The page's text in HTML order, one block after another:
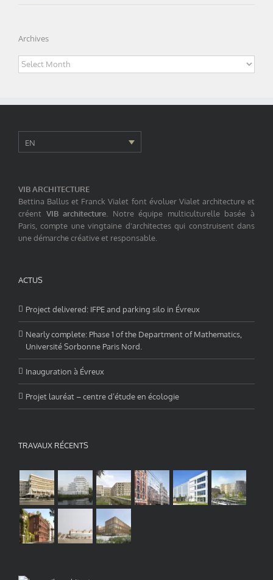
Archives
Archives
EN
VIB ARCHITECTURE
Bettina Ballus et Franck Vialet font évoluer Vialet architecture et
créent VIB architecture . Notre équipe multiculturelle basée à
Paris, compte une vingtaine d'architectes qui construisent dans
une démarche créative et responsable.
ACTUS
Project delivered: IFPE and parking silo in Évreux
Nearly complete: Phase 1 of the Department of Mathematics,
Université Sorbonne Paris Nord.
Inauguration à Évreux
Projet lauréat – centre d’étude en écologie
TRAVAUX RÉCENTS